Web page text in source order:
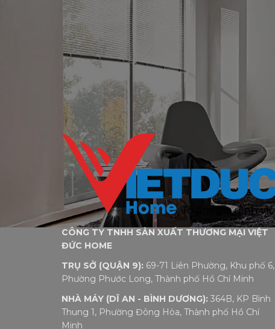
CÔNG TY TNHH SẢN XUẤT THƯƠNG MẠI VIỆT
ĐỨC HOME
TRỤ SỞ (QUẬN 9): 69-71 Liên Phường, Khu phố 6,
Phường Phước Long, Thành phố Hồ Chí Minh
NHÀ MÁY (DĨ AN - BÌNH DƯƠNG): 364B, KP Bình
Thung 1, Phường Đông Hòa, Thành phố Hồ Chí
Minh